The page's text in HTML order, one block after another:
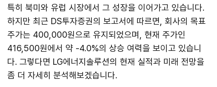
특히 북미와 유럽 시장에서 그 성장을 이어가고 있습니다.
하지만 최근 DS투자증권의 보고서에 따르면, 회사의 목표
주가는 400,000원으로 유지되었으며, 현재 주가인
416,500원에서 약 -4.0%의 상승 여력을 보이고 있습니
다. 그렇다면 LG에너지솔루션의 현재 실적과 미래 전망을
좀 더 자세히 분석해보겠습니다.